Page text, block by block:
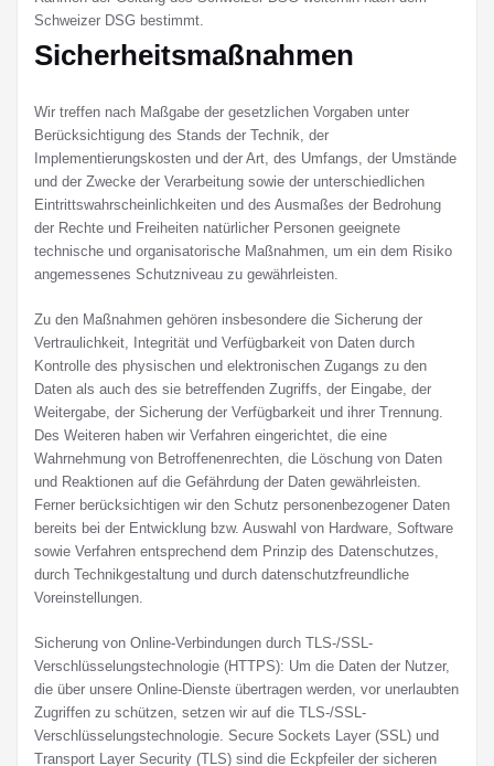
Schweizer DSG bestimmt.
Sicherheitsmaßnahmen
Wir treffen nach Maßgabe der gesetzlichen Vorgaben unter
Berücksichtigung des Stands der Technik, der
Implementierungskosten und der Art, des Umfangs, der Umstände
und der Zwecke der Verarbeitung sowie der unterschiedlichen
Eintrittswahrscheinlichkeiten und des Ausmaßes der Bedrohung
der Rechte und Freiheiten natürlicher Personen geeignete
technische und organisatorische Maßnahmen, um ein dem Risiko
angemessenes Schutzniveau zu gewährleisten.
Zu den Maßnahmen gehören insbesondere die Sicherung der
Vertraulichkeit, Integrität und Verfügbarkeit von Daten durch
Kontrolle des physischen und elektronischen Zugangs zu den
Daten als auch des sie betreffenden Zugriffs, der Eingabe, der
Weitergabe, der Sicherung der Verfügbarkeit und ihrer Trennung.
Des Weiteren haben wir Verfahren eingerichtet, die eine
Wahrnehmung von Betroffenenrechten, die Löschung von Daten
und Reaktionen auf die Gefährdung der Daten gewährleisten.
Ferner berücksichtigen wir den Schutz personenbezogener Daten
bereits bei der Entwicklung bzw. Auswahl von Hardware, Software
sowie Verfahren entsprechend dem Prinzip des Datenschutzes,
durch Technikgestaltung und durch datenschutzfreundliche
Voreinstellungen.
Sicherung von Online-Verbindungen durch TLS-/SSL-
Verschlüsselungstechnologie (HTTPS): Um die Daten der Nutzer,
die über unsere Online-Dienste übertragen werden, vor unerlaubten
Zugriffen zu schützen, setzen wir auf die TLS-/SSL-
Verschlüsselungstechnologie. Secure Sockets Layer (SSL) und
Transport Layer Security (TLS) sind die Eckpfeiler der sicheren